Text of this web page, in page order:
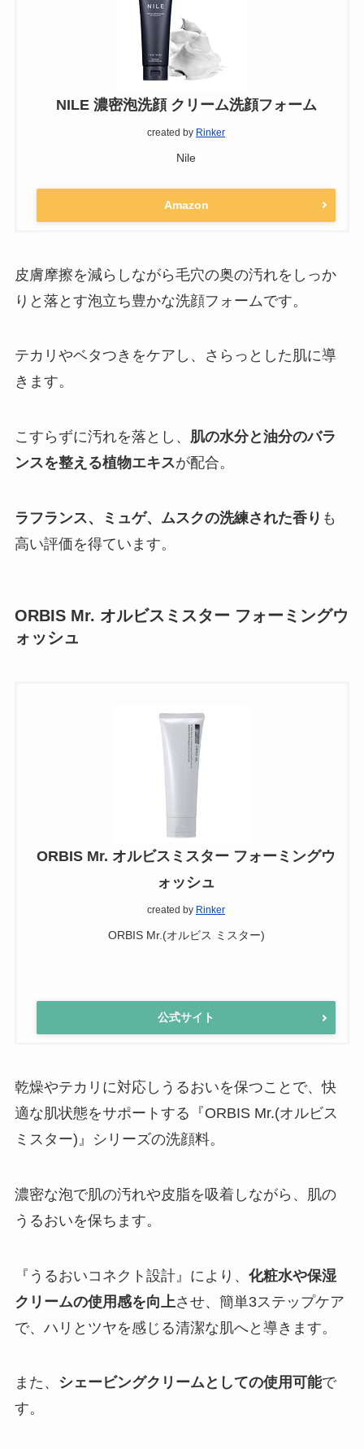
NILE 濃密泡洗顔 クリーム洗顔フォーム
created by Rinker
Nile
Amazon
皮膚摩擦を減らしながら毛穴の奥の汚れをしっか
りと落とす泡立ち豊かな洗顔フォームです。
テカリやベタつきをケアし、さらっとした肌に導
きます。
こすらずに汚れを落とし、 肌の水分と油分のバラ
ンスを整える植物エキスが配合。
ラフランス、ミュゲ、ムスクの洗練された香り も
高い評価を得ています。
ORBIS Mr. オルビスミスター フォーミングウ
ォッシュ
ORBIS Mr. オルビスミスター フォーミングウ
ォッシュ
created by Rinker
ORBIS Mr.(オルビス ミスター)
公式サイト
乾燥やテカリに対応しうるおいを保つことで、快
適な肌状態をサポートする『ORBIS Mr.(オルビス
ミスター)』シリーズの洗顔料。
濃密な泡で肌の汚れや皮脂を吸着しながら、肌の
うるおいを保ちます。
『うるおいコネクト設計』により、 化粧水や保湿
クリームの使用感を向上させ、簡単3ステップケア
で、ハリとツヤを感じる清潔な肌へと導きます。
また、 シェービングクリームとしての使用可能で
す。